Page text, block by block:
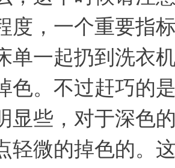
度，一个重要指
单一起扔到洗衣
色。不过赶巧的
显些，对于深色
轻微的掉色的。